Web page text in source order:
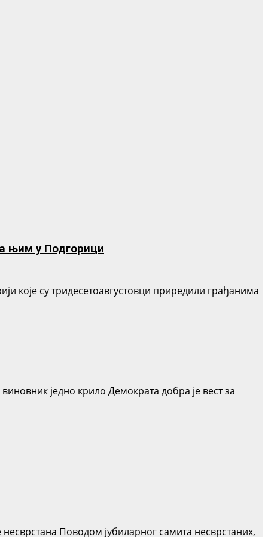
њим у Подгорици
које су тридесетоавгустовци приредили грађанима
једно крило Демократа добра је вест за
Поводом јубиларног самита несврстаних,